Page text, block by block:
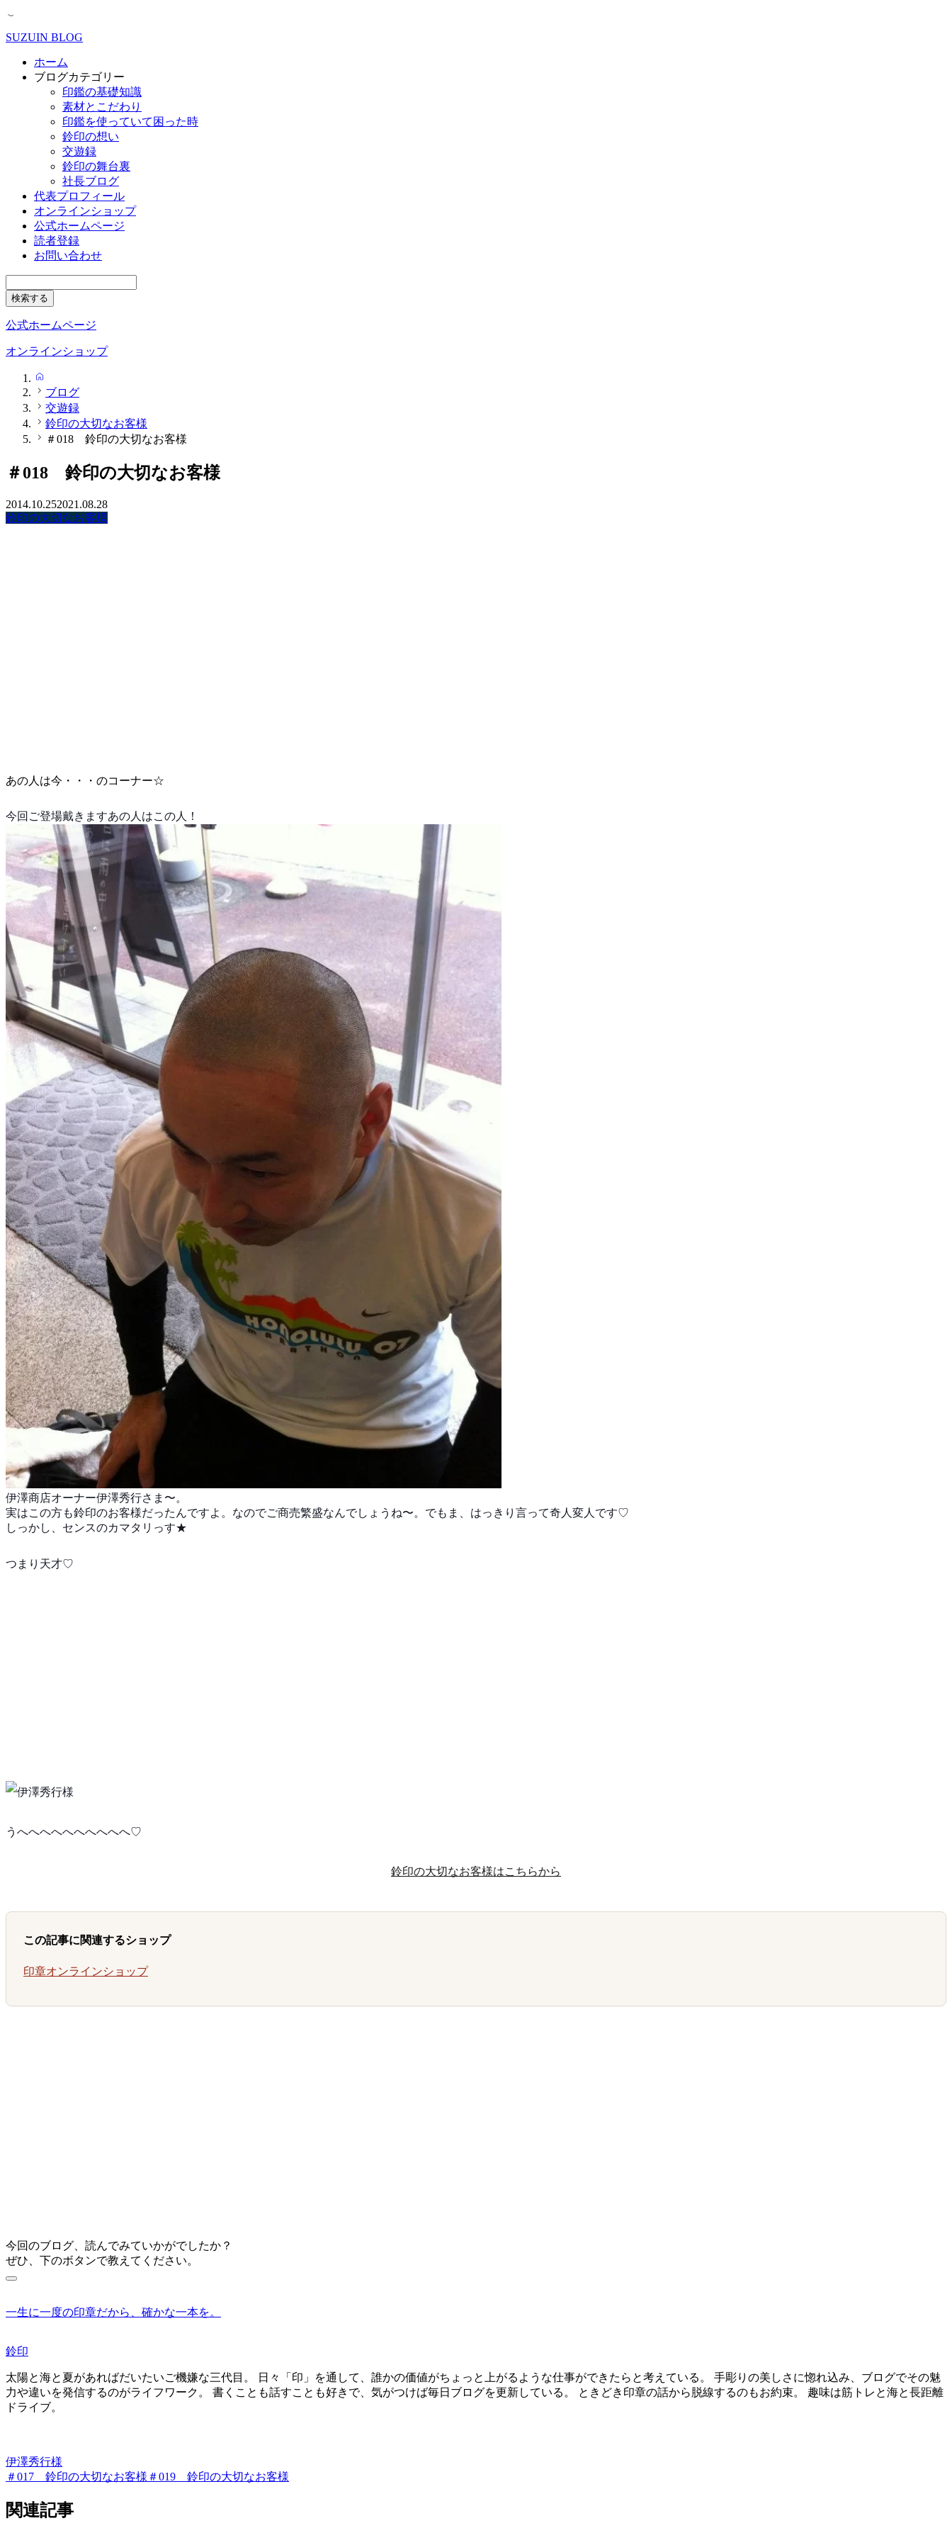
SUZUIN BLOG
ホーム
ブログカテゴリー
印鑑の基礎知識
素材とこだわり
印鑑を使っていて困った時
鈴印の想い
交遊録
鈴印の舞台裏
社長ブログ
代表プロフィール
オンラインショップ
公式ホームページ
読者登録
お問い合わせ
公式ホームページ
オンラインショップ
ブログ
交遊録
鈴印の大切なお客様
＃018 鈴印の大切なお客様
＃018 鈴印の大切なお客様
2014.10.252021.08.28
鈴印の大切なお客様
あの人は今・・・のコーナー☆
今回ご登場戴きますあの人はこの人！
伊澤商店オーナー伊澤秀行さま〜。
実はこの方も鈴印のお客様だったんですよ。なのでご商売繁盛なんでしょうね〜。でもま、はっきり言って奇人変人です♡
しっかし、センスのカマタリっす★
つまり天才♡
うへへへへへへへへへへ♡
鈴印の大切なお客様はこちらから
この記事に関連するショップ
印章オンラインショップ
今回のブログ、読んでみていかがでしたか？
ぜひ、下のボタンで教えてください。
一生に一度の印章だから、確かな一本を。
鈴印
太陽と海と夏があればだいたいご機嫌な三代目。 日々「印」を通して、誰かの価値がちょっと上がるような仕事ができたらと考えている。 手彫りの美しさに惚れ込み、ブログでその魅
力や違いを発信するのがライフワーク。 書くことも話すことも好きで、気がつけば毎日ブログを更新している。 ときどき印章の話から脱線するのもお約束。 趣味は筋トレと海と長距離
ドライブ。
伊澤秀行様
＃017 鈴印の大切なお客様 ＃019 鈴印の大切なお客様
関連記事